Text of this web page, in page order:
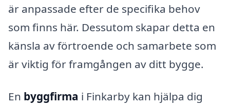
är anpassade efter de specifika behov
som finns här. Dessutom skapar detta en
känsla av förtroende och samarbete som
är viktig för framgången av ditt bygge.
En byggfirma i Finkarby kan hjälpa dig